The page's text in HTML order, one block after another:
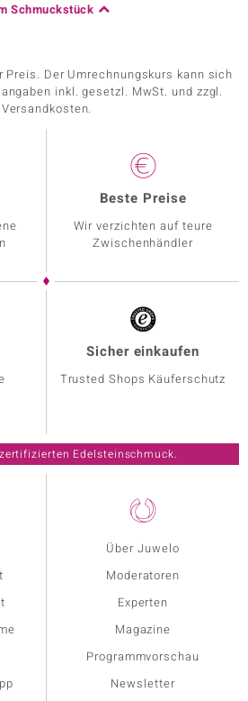
Schmuckstück
Der Umrechnungskurs kann sich
inkl. gesetzl. MwSt. und zzgl.
Versandkosten.
Über Juwelo
Moderatoren
Experten
Magazine
Programmvorschau
Newsletter
Beste Preise
Wir verzichten auf teure
Zwischenhändler
Sicher einkaufen
Trusted Shops Käuferschutz
Edelsteinschmuck.